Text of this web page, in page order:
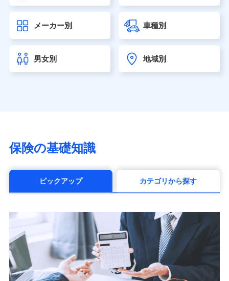
大樹生命保険株式会社（https://www.taiju-life.co.jp）
seimei.co.jp）
チューリッヒ生命保険株式会社
東京海上日動あんしん生命保険株式会社
（https://www.tmn-anshin.co.jp/）
マニュライフ生命保険株式会社
（https://www.manulife.co.jp/）
（https://www.msa-life.co.jp/）
メットライフ生命株式会社(https://www.metlife.co.jp/)
■少額短期保険
株式会社アシロ少額短期保険 (https://kailash.co.jp/)
SBIいきいき少額短期保険会社 (https://www.i-
sedai.com/)
SBIペット少額短期保険株式会社 (https://www.sbipet-
メーカー別 車種別
男女別 地域別
保険の基礎知識
ピックアップ カテゴリから探す